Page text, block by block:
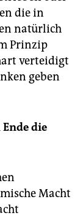
die in
natürlich
Prinzip
verteidigt
geben
die
Macht